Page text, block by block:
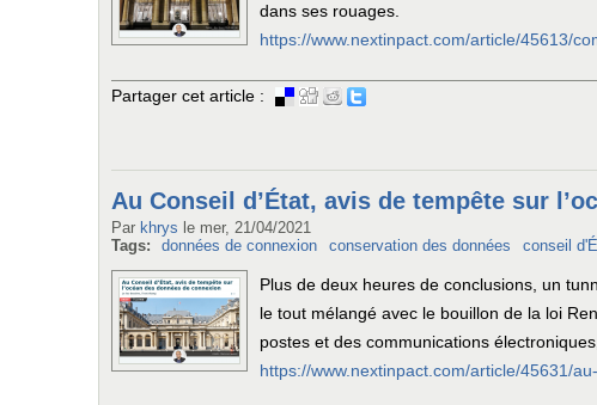
dans ses rouages.
https://www.nextinpact.com/article/45613/
Partager cet article :
Au Conseil d’État, avis de tempête sur
Par khrys le mer, 21/04/2021
Tags:
données de connexion conservation des données conseil
Plus de deux heures de conclusions, un
le tout mélangé avec le bouillon de la loi
postes et des communications
https://www.nextinpact.com/article/45631/